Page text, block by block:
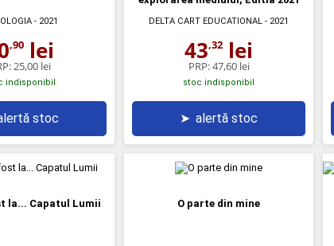
- 2021
,90 lei
25,00 lei
indisponibil
stoc
DELTA CART EDUCATIONAL - 2021
43,32 lei
PRP:47,60 lei
stoc indisponibil
➤ alertă stoc
la... Capatul Lumii O parte din mine